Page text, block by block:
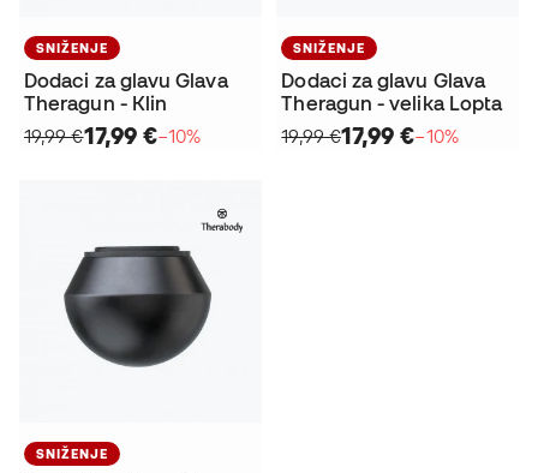
SNIŽENJE
Dodaci za glavu Glava
Theragun - Klin
19,99 €17,99 €−10%
SNIŽENJE
Dodaci za glavu Glava
Theragun - velika Lopta
19,99 €17,99 €−10%
SNIŽENJE